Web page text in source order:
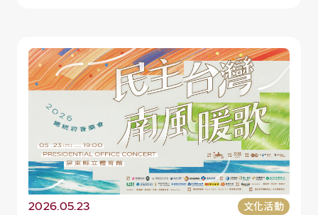
2026.05.23 文化活動